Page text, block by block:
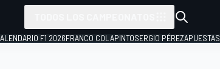
F1 2026FRANCO COLAPINTOSERGIO PÉREZAPUESTAS